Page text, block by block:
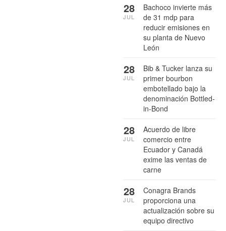
Bachoco invierte más
de 31 mdp para
reducir emisiones en
su planta de Nuevo
León
28
JUL
Bib & Tucker lanza su
primer bourbon
embotellado bajo la
denominación Bottled-
in-Bond
28
JUL
Acuerdo de libre
comercio entre
Ecuador y Canadá
exime las ventas de
carne
28
JUL
Conagra Brands
proporciona una
actualización sobre su
equipo directivo
28
JUL